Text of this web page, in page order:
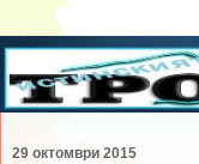
29 октомври 2015